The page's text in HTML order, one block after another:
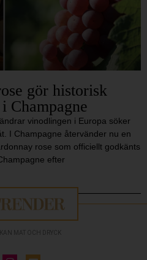
gör historisk
Champagne
vinodlingen i Europa söker
I Champagne återvänder nu en
rose som officiellt godkänts
efter
MAT OCH DRYCK